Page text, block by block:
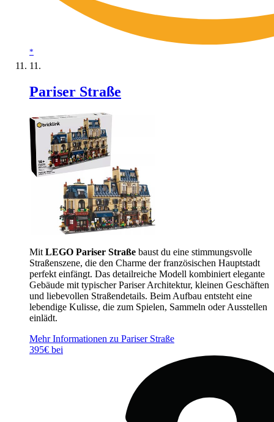
*
Pariser Straße
Mit LEGO Pariser Straße baust du eine stimmungsvolle
Straßenszene, die den Charme der französischen Hauptstadt
perfekt einfängt. Das detailreiche Modell kombiniert elegante
Gebäude mit typischer Pariser Architektur, kleinen Geschäften
und liebevollen Straßendetails. Beim Aufbau entsteht eine
lebendige Kulisse, die zum Spielen, Sammeln oder Ausstellen
einlädt.
Mehr Informationen zu Pariser Straße
395€ bei